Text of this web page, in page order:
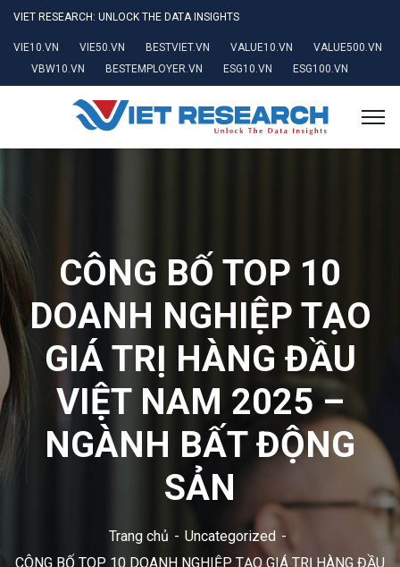
VIET RESEARCH: UNLOCK THE DATA INSIGHTS
VIE10.VN VIE50.VN BESTVIET.VN VALUE10.VN
VALUE500.VN
VBW10.VN
BESTEMPLOYER.VN ESG10.VN ESG100.VN
CÔNG BỐ TOP 10
DOANH NGHIỆP TẠO
GIÁ TRỊ HÀNG ĐẦU
VIỆT NAM 2025 –
NGÀNH BẤT ĐỘNG
SẢN
Trang chủ
Uncategorized
CÔNG BỐ TOP 10 DOANH NGHIỆP TẠO GIÁ TRỊ HÀNG ĐẦU